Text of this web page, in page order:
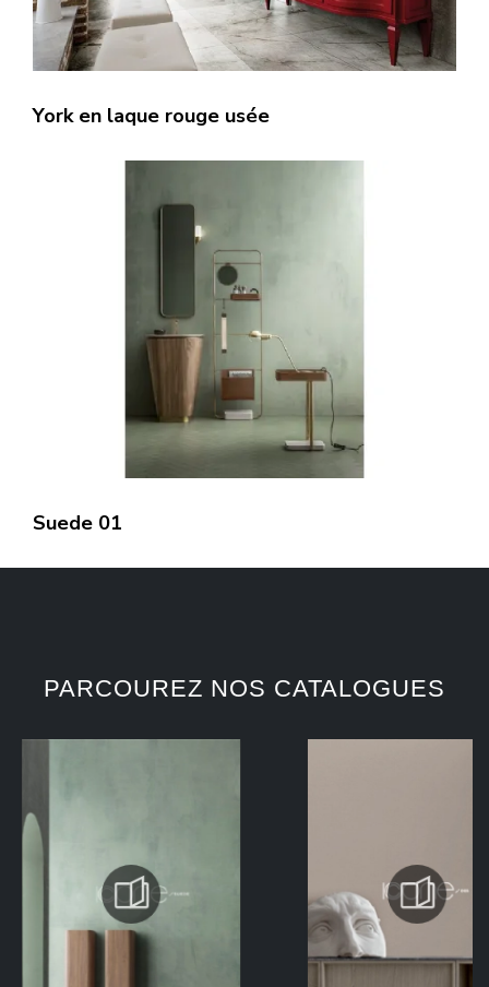
York en laque rouge usée
Suede 01
PARCOUREZ NOS CATALOGUES